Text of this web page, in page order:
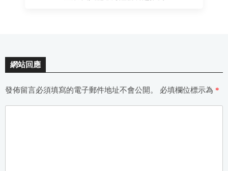
網站回應
發佈留言必須填寫的電子郵件地址不會公開。 必填欄位標示為 *